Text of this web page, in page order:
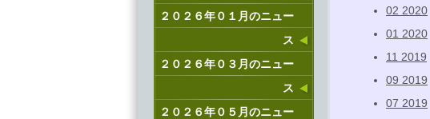
２０２６年０１月のニュー
ス
２０２６年０３月のニュー
ス
２０２６年０５月のニュー
02 2020
01 2020
11 2019
09 2019
07 2019